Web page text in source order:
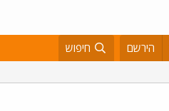
הירשם חיפוש